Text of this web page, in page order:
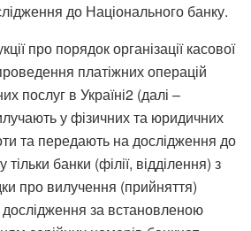
до Національного банку.
про порядок організації касової
платіжних операцій
послуг в Україні2 (далі –
у фізичних та юридичних
та передають на дослідження до
банки (філії, відділення) з
про вилучення (прийняття)
за встановленою